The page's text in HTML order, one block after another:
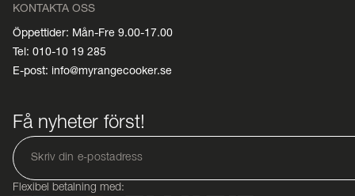
KONTAKTA OSS
Öppettider: Mån-Fre 9.00-17.00
Tel: 010-10 19 285
E-post: info@myrangecooker.se
Få nyheter först!
Flexibel betalning med: